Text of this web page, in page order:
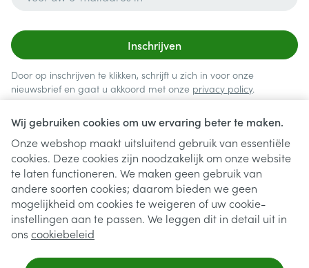
Wij gebruiken cookies om uw ervaring beter te maken.
Onze webshop maakt uitsluitend gebruik van essentiële
cookies. Deze cookies zijn noodzakelijk om onze website
te laten functioneren. We maken geen gebruik van
andere soorten cookies; daarom bieden we geen
mogelijkheid om cookies te weigeren of uw cookie-
instellingen aan te passen. We leggen dit in detail uit in
ons cookiebeleid
Inschrijven
Door op inschrijven te klikken, schrijft u zich in voor onze
nieuwsbrief en gaat u akkoord met onze privacy policy.
Juridische links